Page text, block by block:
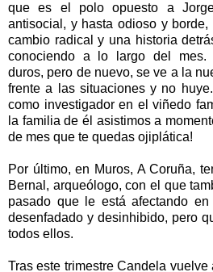
que es el polo opuesto a
antisocial, y hasta odioso y
cambio radical y una historia
conociendo a lo largo del mes.
duros, pero de nuevo, se ve a la
frente a las situaciones y no
como investigador en el viñedo
la familia de él asistimos a
de mes que te quedas ojiplática!
Por último, en Muros, A Coruña,
Bernal, arqueólogo, con el que
pasado que le está afectando
desenfadado y desinhibido, pero
todos ellos.
Tras este trimestre Candela